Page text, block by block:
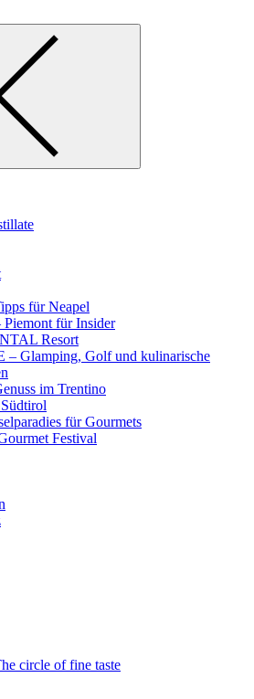
für Neapel
für Insider
Resort
– Glamping, Golf und kulinarische
im Trentino
für Gourmets
Festival
circle of fine taste